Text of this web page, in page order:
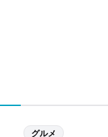
旭川市
グルメ